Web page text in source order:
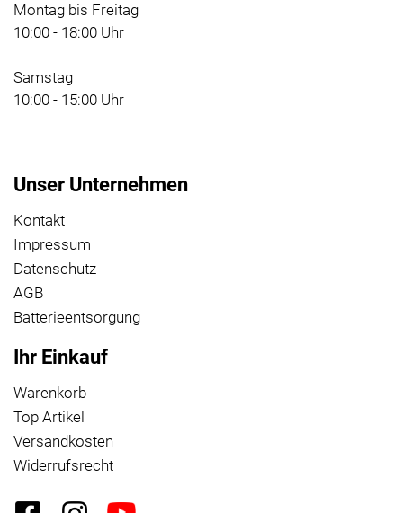
Montag bis Freitag
10:00 - 18:00 Uhr
Samstag
10:00 - 15:00 Uhr
Unser Unternehmen
Kontakt
Impressum
Datenschutz
AGB
Batterieentsorgung
Ihr Einkauf
Warenkorb
Top Artikel
Versandkosten
Widerrufsrecht